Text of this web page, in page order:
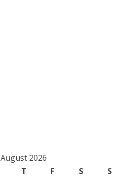
August 2026
T F S
S